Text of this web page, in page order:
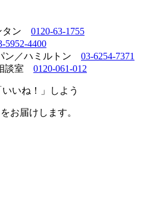
タン 0120-63-1755
5952-4400
ン／ハミルトン 03-6254-7371
談室 0120-061-012
いね！」しよう
お届けします。